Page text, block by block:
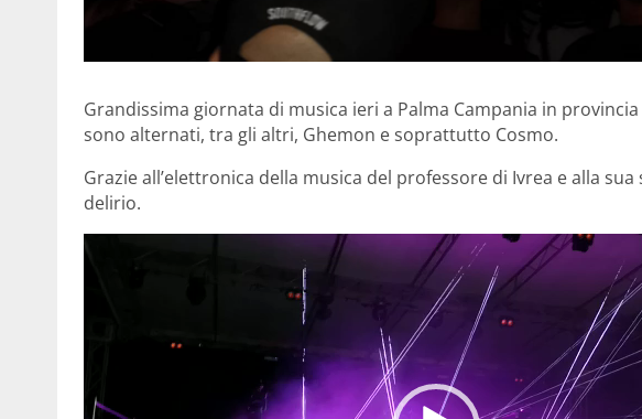
Grandissima giornata di musica ieri a Palma Campania in provincia
sono alternati, tra gli altri, Ghemon e soprattutto Cosmo.
Grazie all’elettronica della musica del professore di Ivrea e alla
delirio.
Video